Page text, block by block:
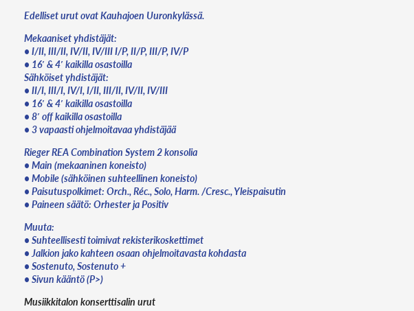
Edelliset urut ovat Kauhajoen Uuronkylässä.
Mekaaniset yhdistäjät:
• I/II, III/II, IV/II, IV/III I/P, II/P, III/P, IV/P
• 16′ & 4′ kaikilla osastoilla
Sähköiset yhdistäjät:
• II/I, III/I, IV/I, I/II, III/II, IV/II, IV/III
• 16′ & 4′ kaikilla osastoilla
• 8′ off kaikilla osastoilla
• 3 vapaasti ohjelmoitavaa yhdistäjää
Rieger REA Combination System 2 konsolia
• Main (mekaaninen koneisto)
• Mobile (sähköinen suhteellinen koneisto)
• Paisutuspolkimet: Orch., Réc., Solo, Harm. /Cresc., Yleispaisutin
• Paineen säätö: Orhester ja Positiv
Muuta:
• Suhteellisesti toimivat rekisterikoskettimet
• Jalkion jako kahteen osaan ohjelmoitavasta kohdasta
• Sostenuto, Sostenuto +
• Sivun kääntö (P>)
Musiikkitalon konserttisalin urut